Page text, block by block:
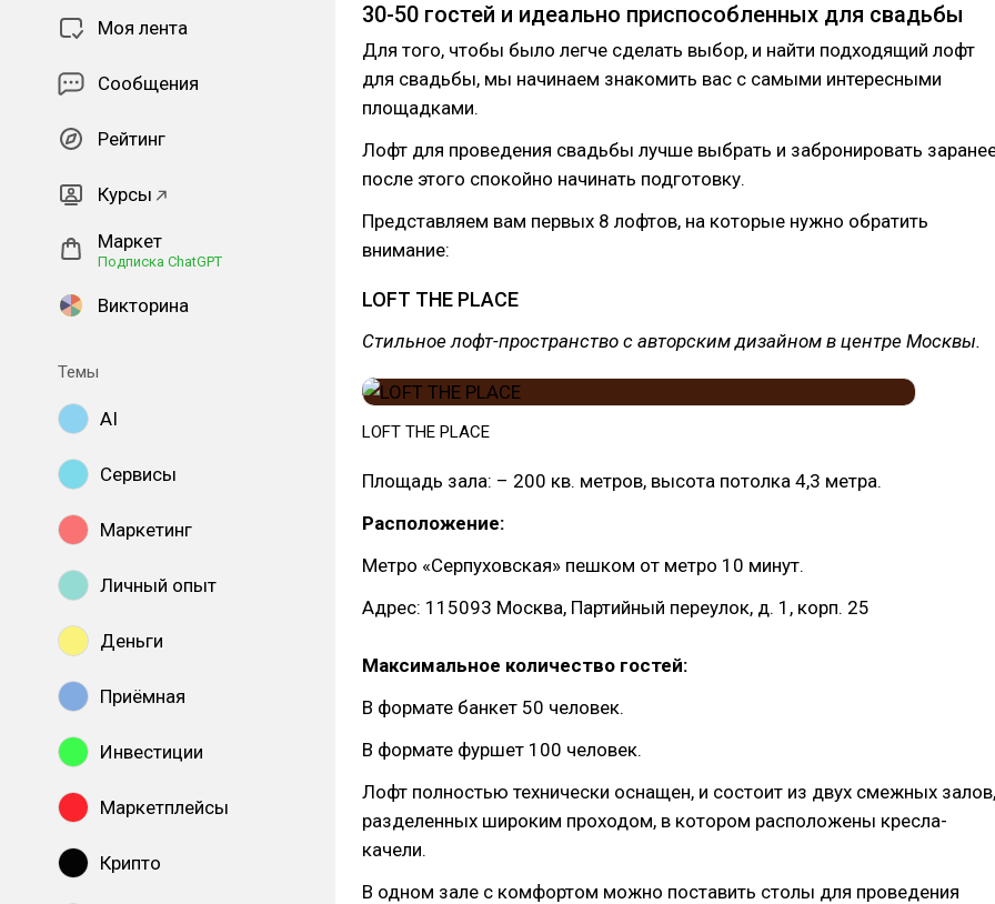
Моя лента
Сообщения
Рейтинг
Курсы
Маркет
Подписка ChatGPT
Викторина
Темы
AI
Сервисы
Маркетинг
Личный опыт
Деньги
Приёмная
Инвестиции
Маркетплейсы
Крипто
30-50 гостей и идеально приспособленных для свадьбы
Для того, чтобы было легче сделать выбор, и найти подходящий лофт
для свадьбы, мы начинаем знакомить вас с самыми интересными
площадками.
Лофт для проведения свадьбы лучше выбрать и забронировать
после этого спокойно начинать подготовку.
Представляем вам первых 8 лофтов, на которые нужно обратить
внимание:
LOFT THE PLACE
Стильное лофт-пространство с авторским дизайном в центре Москвы.
LOFT THE PLACE
Площадь зала: – 200 кв. метров, высота потолка 4,3 метра.
Расположение:
Метро «Серпуховская» пешком от метро 10 минут.
Адрес: 115093 Москва, Партийный переулок, д. 1, корп. 25
Максимальное количество гостей:
В формате банкет 50 человек.
В формате фуршет 100 человек.
Лофт полностью технически оснащен, и состоит из двух смежных залов,
разделенных широким проходом, в котором расположены кресла-
качели.
В одном зале с комфортом можно поставить столы для проведения